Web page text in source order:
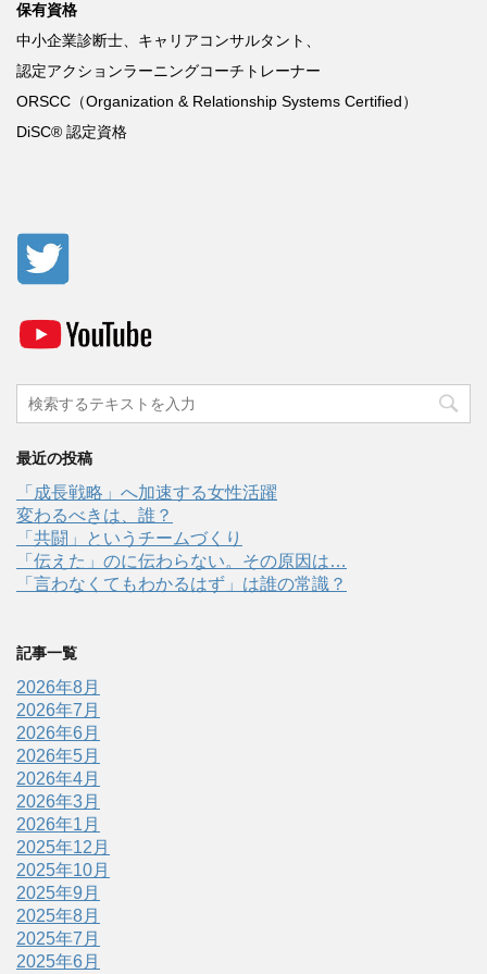
保有資格
中小企業診断士、キャリアコンサルタント、
認定アクションラーニングコーチトレーナー
ORSCC （Organization & Relationship Systems Certified）
DiSC® 認定資格
最近の投稿
「成長戦略」へ加速する女性活躍
変わるべきは、誰？
「共闘」というチームづくり
「伝えた」のに伝わらない。その原因は…
「言わなくてもわかるはず」は誰の常識？
記事一覧
2026年8月
2026年7月
2026年6月
2026年5月
2026年4月
2026年3月
2026年1月
2025年12月
2025年10月
2025年9月
2025年8月
2025年7月
2025年6月